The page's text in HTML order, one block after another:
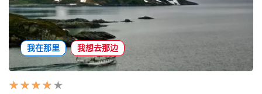
我在那里 我想去那边